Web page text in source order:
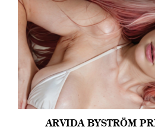
ARVIDA BYSTRÖM